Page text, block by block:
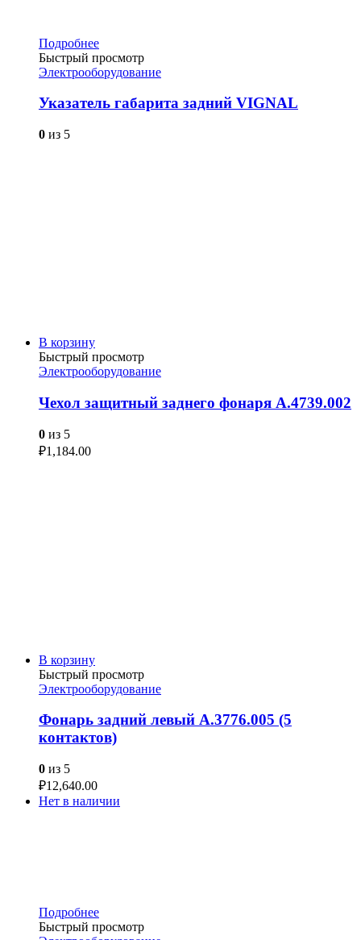
Подробнее
Быстрый просмотр
Электрооборудование
Указатель габарита задний VIGNAL
0 из 5
В корзину
Быстрый просмотр
Электрооборудование
Чехол защитный заднего фонаря А.4739.002
0 из 5
₽1,184.00
В корзину
Быстрый просмотр
Электрооборудование
Фонарь задний левый А.3776.005 (5
контактов)
0 из 5
₽12,640.00
Нет в наличии
Подробнее
Быстрый просмотр